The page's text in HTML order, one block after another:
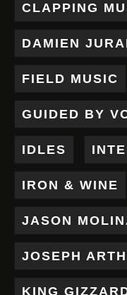
CLAPPING
DAMIEN
FIELD MUSIC
GUIDED BY
IDLES
IRON & WINE
JASON
JOSEPH
KING